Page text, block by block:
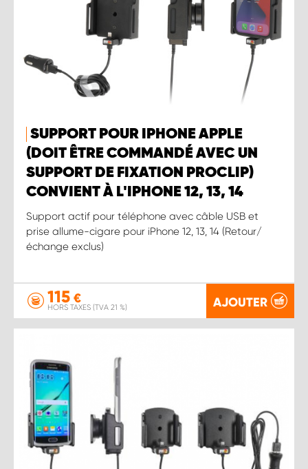
SUPPORT POUR IPHONE APPLE
(DOIT ÊTRE COMMANDÉ AVEC UN
SUPPORT DE FIXATION PROCLIP)
CONVIENT À L'IPHONE 12, 13, 14
Support actif pour téléphone avec câble USB et
prise allume-cigare pour iPhone 12, 13, 14 (Retour/
échange exclus)
115 €
HORS TAXES (TVA 21 %) AJOUTER